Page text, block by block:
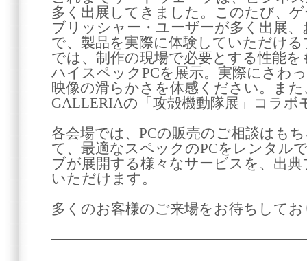
多く出展してきました。このたび、
ブリッシャー・ユーザーが多く出展
で、製品を実際に体験していただけ
では、制作の現場で必要とする性能を
ハイスペックPCを展示。実際にさわ
映像の滑らかさを体感ください。また
GALLERIAの「攻殻機動隊展」コラボ
各会場では、PCの販売のご相談はも
て、最適なスペックのPCをレンタル
ブが展開する様々なサービスを、出
いただけます。
多くのお客様のご来場をお待ちして